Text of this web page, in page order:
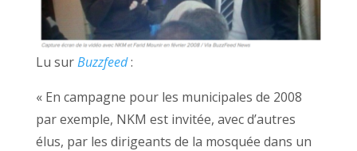
Lu surBuzzfeed:
« En campagne pour les municipales de 2008
par exemple, NKM est invitée, avec d’autres
élus, par les dirigeants de la mosquée dans un